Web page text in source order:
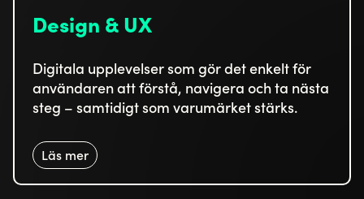
Design & UX
Digitala upplevelser som gör det enkelt för
användaren att förstå, navigera och ta nästa
steg – samtidigt som varumärket stärks.
Läs mer